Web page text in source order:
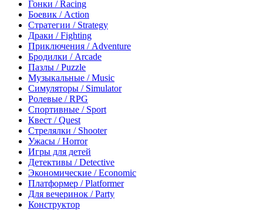
Гонки / Racing
Боевик / Action
Стратегии / Strategy
Драки / Fighting
Приключения / Adventure
Бродилки / Arcade
Пазлы / Puzzle
Музыкальные / Music
Симуляторы / Simulator
Ролевые / RPG
Спортивные / Sport
Квест / Quest
Стрелялки / Shooter
Ужасы / Horror
Игры для детей
Детективы / Detective
Экономические / Economic
Платформер / Platformer
Для вечеринок / Party
Конструктор